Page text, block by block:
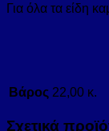
Για όλα τα είδη
Βάρος 22,00 κ.
Σχετικά